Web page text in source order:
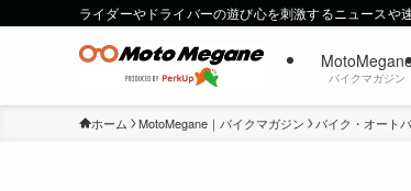
ライダーやドライバーの遊び心を刺激するニュースや
バイクマガジン
ホーム MotoMegane｜バイクマガジン バイク・オート